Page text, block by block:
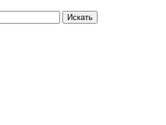
Искать